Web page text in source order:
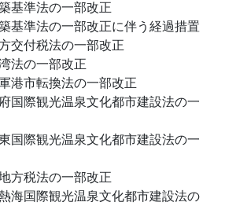
基準法の一部改正
準法の一部改正に伴う経過措置
交付税法の一部改正
法の一部改正
港市転換法の一部改正
際観光温泉文化都市建設法の一
際観光温泉文化都市建設法の一
方税法の一部改正
国際観光温泉文化都市建設法の